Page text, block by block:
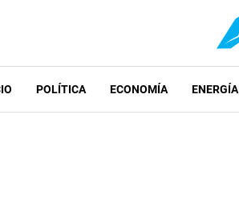
POLÍTICA ECONOMÍA ENERGÍA